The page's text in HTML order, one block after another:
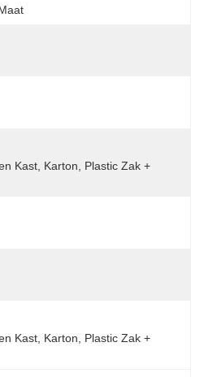
Kast, Karton, Plastic Zak +
Kast, Karton, Plastic Zak +